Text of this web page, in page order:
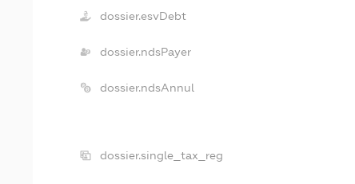
dossier.esvDebt
dossier.ndsPayer
dossier.ndsAnnul
dossier.single_tax_reg